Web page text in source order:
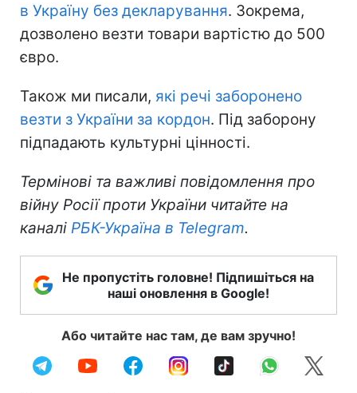
в Україну без декларування. Зокрема,
дозволено везти товари вартістю до 500
євро.
Також ми писали, які речі заборонено
везти з України за кордон. Під заборону
підпадають культурні цінності.
Термінові та важливі повідомлення про
війну Росії проти України читайте на
каналі РБК-Україна в Telegram.
Не пропустіть головне! Підпишіться на
наші оновлення в Google!
Або читайте нас там, де вам зручно!